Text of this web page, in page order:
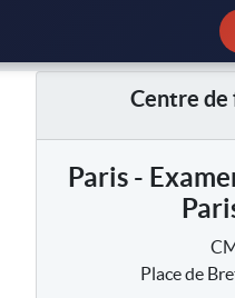
Centre
Paris -
Place de